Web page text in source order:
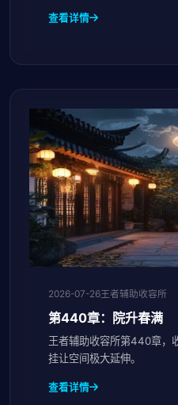
查看详情
2026-07-26王者辅助收容所
第440章：院升春满
王者辅助收容所第440章，
挂让空间极大延伸。
查看详情